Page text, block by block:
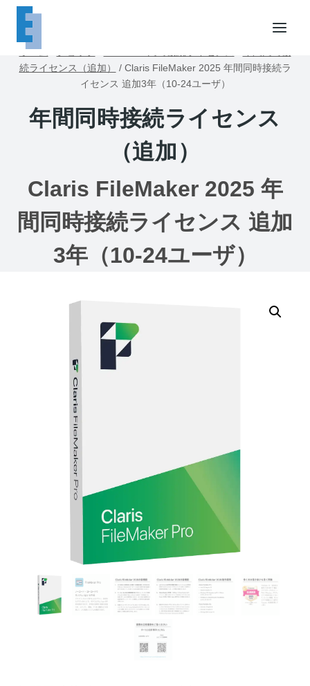
ホーム
続ライセンス（追加）
/ Claris FileMaker 2025 年間同時接続ラ
イセンス 追加3年（10-24ユーザ）
年間同時接続ライセンス
（追加）
Claris FileMaker 2025 年
間同時接続ライセンス 追加
3年（10-24ユーザ）